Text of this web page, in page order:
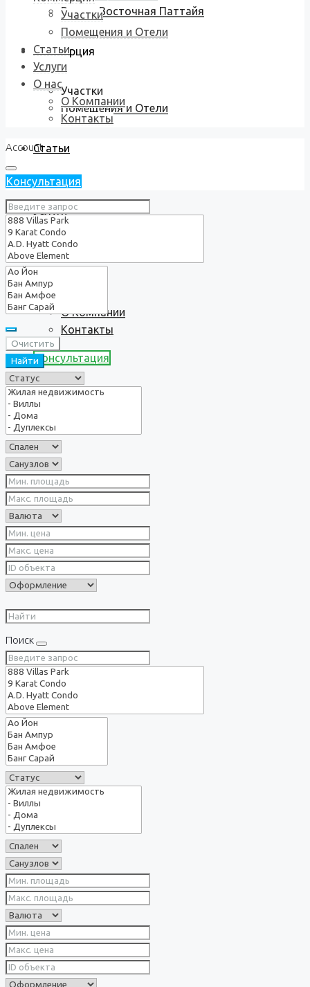
Виллы Восточная Паттайя
Коммерция
Участки
Помещения и Отели
Статьи
Услуги
О нас
О Компании
Контакты
Консультация
Участки
Помещения и Отели
Статьи
Услуги
О нас
О Компании
Контакты
Account
Консультация
Очистить
Найти
Поиск